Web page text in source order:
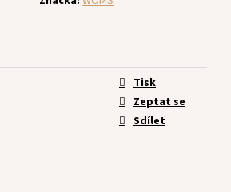
Tisk
Zeptat se
Sdílet